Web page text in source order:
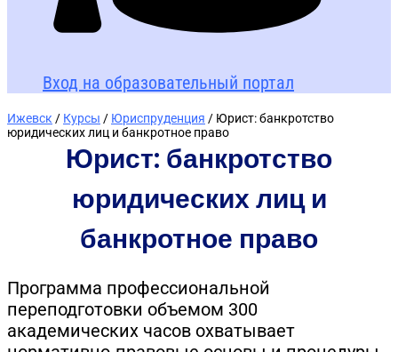
Вход на образовательный портал
Ижевск / Курсы / Юриспруденция / Юрист: банкротство
юридических лиц и банкротное право
Юрист: банкротство
юридических лиц и
банкротное право
Программа профессиональной
переподготовки объемом 300
академических часов охватывает